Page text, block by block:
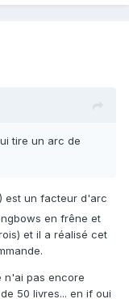
tire un arc de
est un facteur d'arc
en frêne et
et il a réalisé cet
n'ai pas encore
50 livres... en if oui